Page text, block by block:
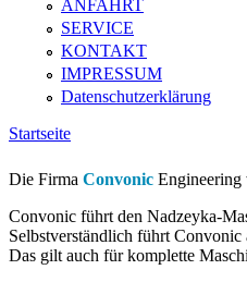
ANFAHRT
SERVICE
KONTAKT
IMPRESSUM
Datenschutzerklärung
Startseite
Die Firma Convonic Engineering
Convonic führt den Nadzeyka-
Selbstverständlich führt
Das gilt auch für komplette